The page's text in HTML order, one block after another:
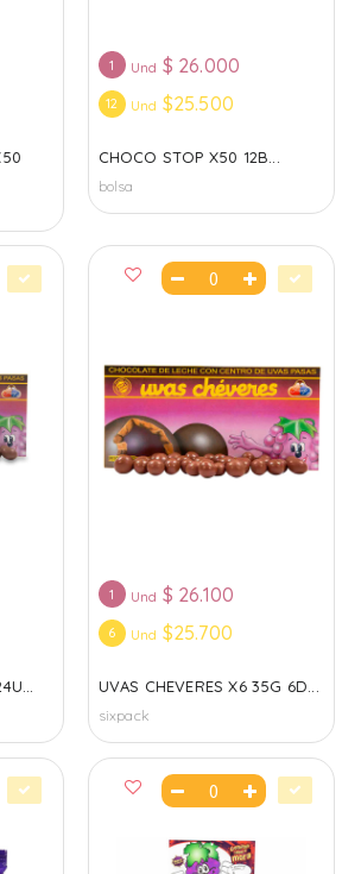
1 Und $ 26.000
12 Und $25.500
CHOCO STOP X50 12B...
bolsa
1 Und $ 26.100
6 Und $25.700
UVAS CHEVERES X6 35G 6D...
sixpack